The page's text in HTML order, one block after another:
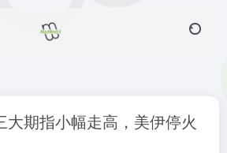
大期指小幅走高，美伊停火